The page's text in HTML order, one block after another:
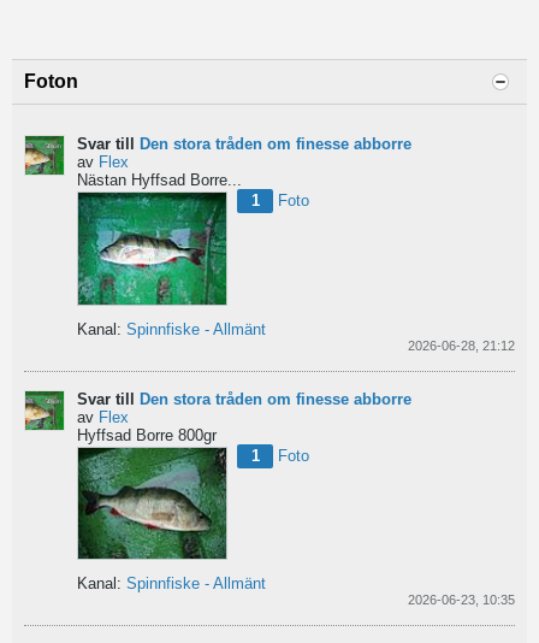
Foton
Svar till
Den stora tråden om finesse abborre
av Flex
Nästan Hyffsad Borre...
1
Foto
Kanal: Spinnfiske - Allmänt
2026-06-28, 21:12
Svar till Den stora tråden om finesse abborre
av Flex
Hyffsad Borre 800gr
1
Foto
Kanal: Spinnfiske - Allmänt
2026-06-23, 10:35